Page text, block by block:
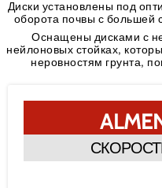
Диски установлены под
оборота почвы с большей
Оснащены дисками с
нейлоновых стойках,
неровностям грунта,